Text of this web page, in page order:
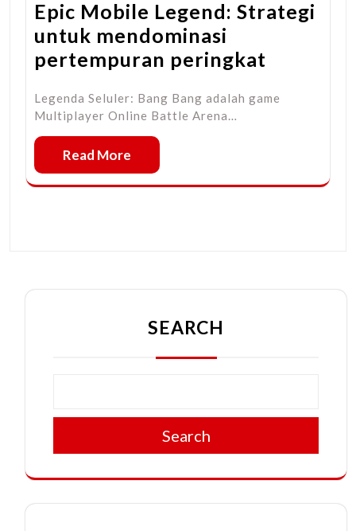
Epic Mobile Legend: Strategi
untuk mendominasi
pertempuran peringkat
Legenda Seluler: Bang Bang adalah game
Multiplayer Online Battle Arena…
Read More
SEARCH
Search